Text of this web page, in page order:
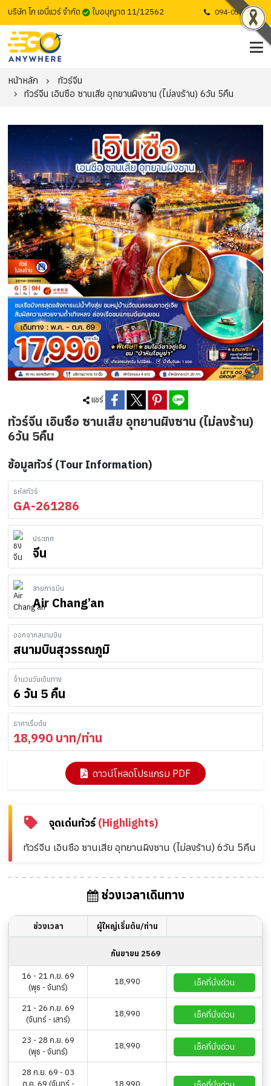
บริษัท โก เอนี่แวร์ จำกัด ใบอนุญาต 11/12562 094-053-1725
หน้าหลัก
ทัวร์จีน
ทัวร์จีน เอินซือ ซานเสีย อุทยานผิงซาน (ไม่ลงร้าน) 6วัน 5คืน
แชร์
ทัวร์จีน เอินซือ ซานเสีย อุทยานผิงซาน (ไม่ลงร้าน)
6วัน 5คืน
ข้อมูลทัวร์ (Tour Information)
รหัสทัวร์
GA-261286
ประเทศ
จีน
สายการบิน
Air Chang’an
ออกจากสนามบิน
สนามบินสุวรรณภูมิ
จำนวนวันเดินทาง
6 วัน 5 คืน
ราคาเริ่มต้น
18,990 บาท/ท่าน
ดาวน์โหลดโปรแกรม PDF
จุดเด่นทัวร์(Highlights)
ทัวร์จีน เอินซือ ซานเสีย อุทยานผิงซาน (ไม่ลงร้าน) 6วัน 5คืน
ช่วงเวลาเดินทาง
ช่วงเวลา ผู้ใหญ่เริ่มต้น/ท่าน
กันยายน 2569
16 - 21 ก.ย. 69
(พุธ - จันทร์)
18,990 เช็คที่นั่งด่วน
21 - 26 ก.ย. 69
(จันทร์ - เสาร์)
18,990 เช็คที่นั่งด่วน
23 - 28 ก.ย. 69
(พุธ - จันทร์)
18,990 เช็คที่นั่งด่วน
28 ก.ย. 69 - 03
ต.ค. 69 (จันทร์ -
18,990